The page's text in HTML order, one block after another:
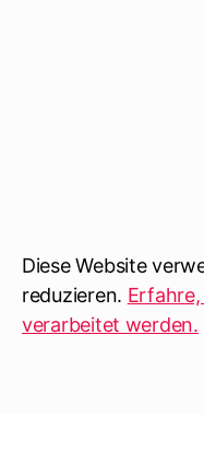
Diese Website
reduzieren.
verarbeitet werden.